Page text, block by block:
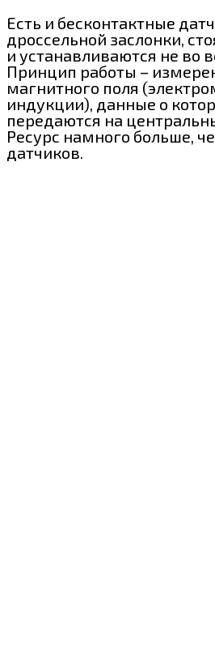
Есть и бесконтактные
дроссельной заслонки,
и устанавливаются не во
Принцип работы –
магнитного поля
индукции), данные о
передаются на
Ресурс намного больше,
датчиков.